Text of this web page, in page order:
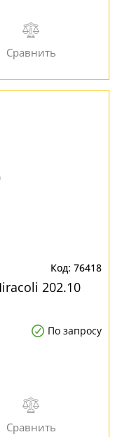
76418
202.10
По запросу